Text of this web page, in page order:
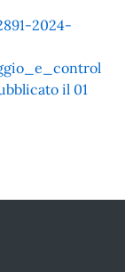
2024-
il 01